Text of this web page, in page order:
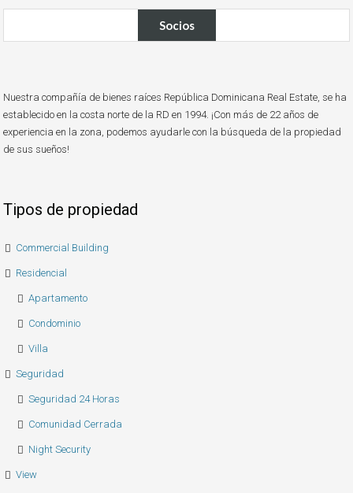
Socios
Nuestra compañía de bienes raíces República Dominicana Real Estate, se ha
establecido en la costa norte de la RD en 1994. ¡Con más de 22 años de
experiencia en la zona, podemos ayudarle con la búsqueda de la propiedad
de sus sueños!
Tipos de propiedad
Commercial Building
Residencial
Apartamento
Condominio
Villa
Seguridad
Seguridad 24 Horas
Comunidad Cerrada
Night Security
View